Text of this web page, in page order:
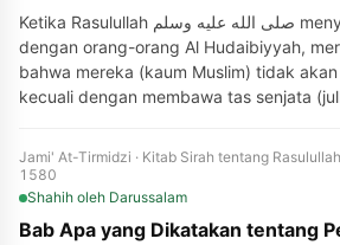
Ketika Rasulullah صلى الله عليه وسلم menyelesaikan perjanjian
dengan orang-orang Al Hudaibiyyah,
bahwa mereka (kaum Muslim) tidak
kecuali dengan membawa tas senjata
Jami' At-Tirmidzi · Kitab Sirah tentang Rasulullah صلى الله عليه وسلم · No.
1580
Shahih oleh Darussalam
Bab Apa yang Dikatakan tentang